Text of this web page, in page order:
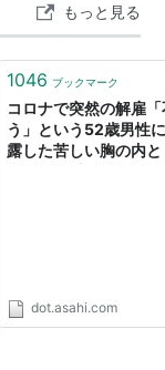
もっと見る
1046 ブックマーク
コロナで突然の解雇
う」という52歳男性
露した苦しい胸の内
dot.asahi.com